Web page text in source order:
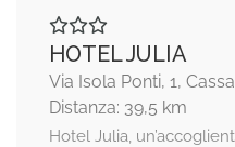
HOTEL JULIA
Via Isola Ponti, 1,
Distanza: 39,5 km
Hotel Julia,